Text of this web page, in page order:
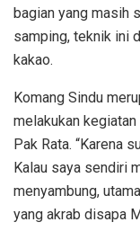
bagian yang masih
samping, teknik ini
kakao.
Komang Sindu
melakukan
Pak Rata. “Karena
Kalau saya sendiri
menyambung,
yang akrab disapa